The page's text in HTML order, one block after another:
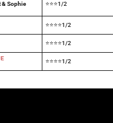
& Sophie
⭐⭐⭐1/2
⭐⭐⭐⭐1/2
⭐⭐⭐⭐1/2
⭐⭐⭐⭐1/2